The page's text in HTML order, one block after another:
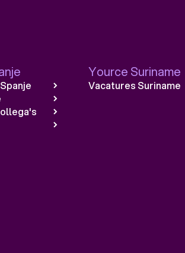
Yource Suriname
Vacatures Suriname